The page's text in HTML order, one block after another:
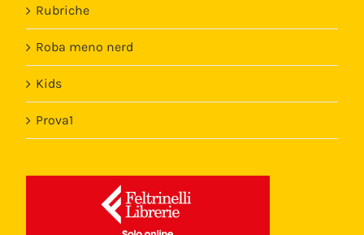
Rubriche
Roba meno nerd
Kids
Prova1